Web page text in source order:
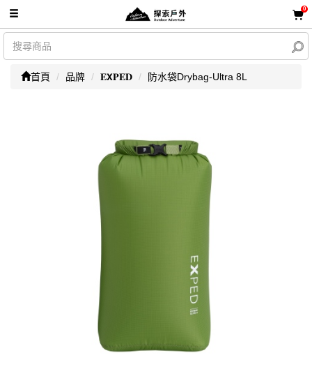
0
首頁 品牌 𝐄𝗫𝐏𝐄𝐃 防水袋Drybag-Ultra 8L